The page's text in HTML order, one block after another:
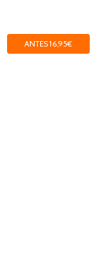
ANTES 16,95€